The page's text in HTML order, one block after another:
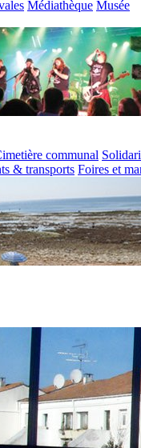
Médiathèque Musée
communal
& transports Foires et